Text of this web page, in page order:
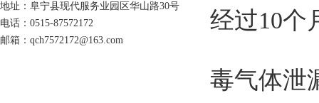
地址：阜宁县现代服务业园区华山路30号
电话：0515-87572172
邮箱：qch7572172@163.com
经过10个
毒气体泄